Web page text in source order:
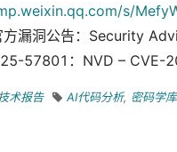
s/
漏洞公告：Security
57801：NVD – CVE-
术报告 AI代码分析, 密码学库